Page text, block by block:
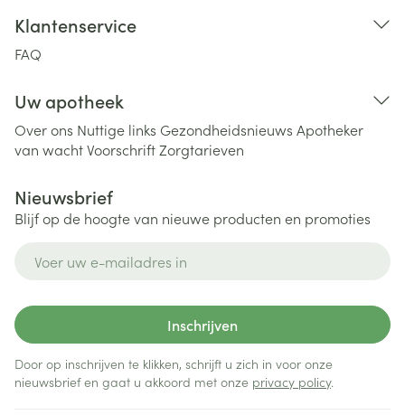
Klantenservice
FAQ
Uw apotheek
Over ons Nuttige links Gezondheidsnieuws Apotheker
van wachtVoorschriftZorgtarieven
Nieuwsbrief
Blijf op de hoogte van nieuwe producten en promoties
Inschrijven
Door op inschrijven te klikken, schrijft u zich in voor onze
nieuwsbrief en gaat u akkoord met onze privacy policy.